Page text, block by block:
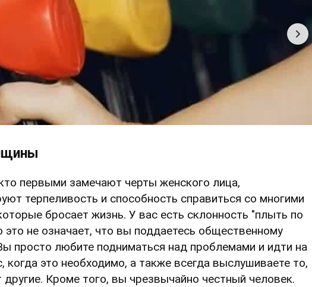
первыми замечают черты женского лица,
терпеливость и способность справиться со многими
бросает жизнь. У вас есть склонность "плыть по
это не означает, что вы поддаетесь общественному
просто любите подниматься над проблемами и идти на
когда это необходимо, а также всегда выслушиваете то,
другие. Кроме того, вы чрезвычайно честный человек.